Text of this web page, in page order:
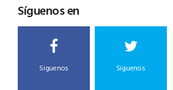
Síguenos en
Siguenos Siguenos